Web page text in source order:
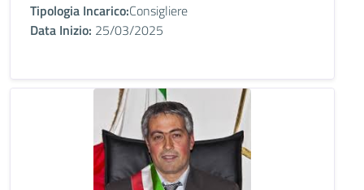
Tipologia Incarico:Consigliere
Data Inizio: 25/03/2025